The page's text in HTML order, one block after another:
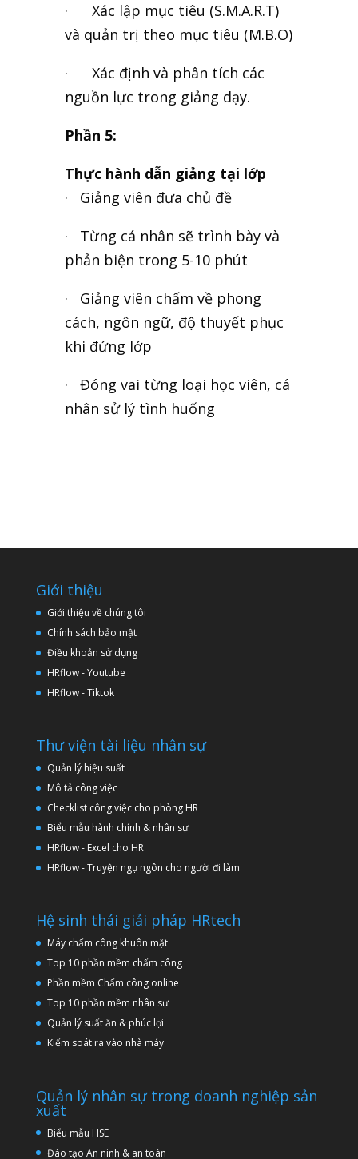
· Xác lập mục tiêu (S.M.A.R.T)
và quản trị theo mục tiêu (M.B.O)
· Xác định và phân tích các
nguồn lực trong giảng dạy.
Phần 5:
Thực hành dẫn giảng tại lớp
· Giảng viên đưa chủ đề
· Từng cá nhân sẽ trình bày và
phản biện trong 5-10 phút
· Giảng viên chấm về phong
cách, ngôn ngữ, độ thuyết phục
khi đứng lớp
· Đóng vai từng loại học viên, cá
nhân sử lý tình huống
Giới thiệu
Giới thiệu về chúng tôi
Chính sách bảo mật
Điều khoản sử dụng
HRflow - Youtube
HRflow - Tiktok
Thư viện tài liệu nhân sự
Quản lý hiệu suất
Mô tả công việc
Checklist công việc cho phòng HR
Biểu mẫu hành chính & nhân sự
HRflow - Excel cho HR
HRflow - Truyện ngụ ngôn cho người đi làm
Hệ sinh thái giải pháp HRtech
Máy chấm công khuôn mặt
Top 10 phần mềm chấm công
Phần mềm Chấm công online
Top 10 phần mềm nhân sự
Quản lý suất ăn & phúc lợi
Kiểm soát ra vào nhà máy
Quản lý nhân sự trong doanh nghiệp sản
xuất
Biểu mẫu HSE
Đào tạo An ninh & an toàn